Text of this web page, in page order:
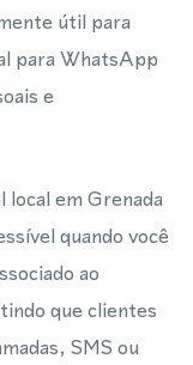
útil para
para WhatsApp
e
em Grenada
quando você
ao
que clientes
SMS ou